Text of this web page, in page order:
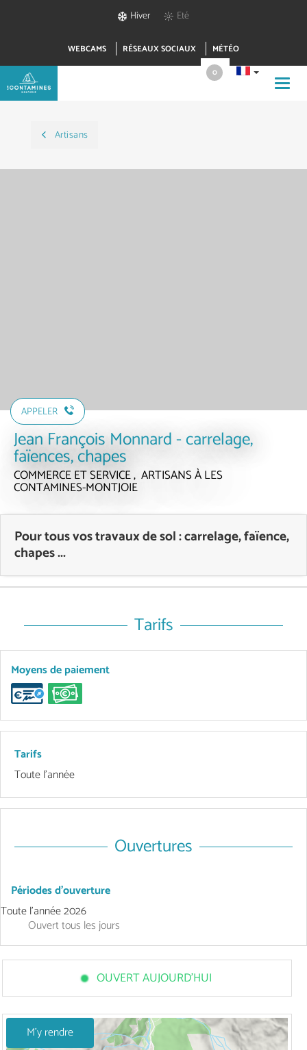
Hiver Eté
WEBCAMS RÉSEAUX SOCIAUX MÉTÉO
0
Artisans
APPELER
Jean François Monnard - carrelage,
faïences, chapes
COMMERCE ET SERVICE , ARTISANSÀ LES
CONTAMINES-MONTJOIE
Pour tous vos travaux de sol : carrelage, faïence,
chapes ...
Tarifs
Moyens de paiement
Tarifs
Toute l'année
Ouvertures
Périodes d'ouverture
Toute l'année 2026
Ouverttous les jours
OUVERT AUJOURD'HUI
M'y rendre